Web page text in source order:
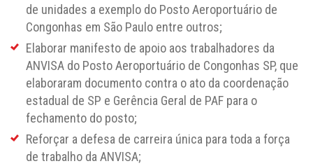
de unidades a exemplo do Posto Aeroportuário de
Congonhas em São Paulo entre outros;
Elaborar manifesto de apoio aos trabalhadores da
ANVISA do Posto Aeroportuário de Congonhas SP, que
elaboraram documento contra o ato da coordenação
estadual de SP e Gerência Geral de PAF para o
fechamento do posto;
Reforçar a defesa de carreira única para toda a força
de trabalho da ANVISA;